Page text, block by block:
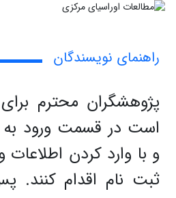
راهنمای نویسندگان
پژوهشگران محترم برای
است در قسمت ورود به
و با وارد کردن اطلاعات
ثبت نام اقدام کنند.